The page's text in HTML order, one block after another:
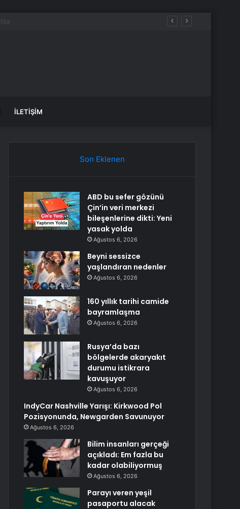
İLETIŞIM
Son Eklenen
ABD bu sefer gözünü
Çin’in veri merkezi
bileşenlerine dikti: Yeni
yasak yolda
Ağustos 6, 2026
Beyni sessizce
yaşlandıran nedenler
Ağustos 6, 2026
160 yıllık tarihi camide
bayramlaşma
Ağustos 6, 2026
Rusya’da bazı
bölgelerde akaryakıt
durumu istikrara
kavuşuyor
Ağustos 6, 2026
IndyCar Nashville Yarışı: Kirkwood Pol
Pozisyonunda, Newgarden Savunuyor
Ağustos 6, 2026
Bilim insanları gerçeği
açıkladı: Em fazla bu
kadar olabiliyormuş
Ağustos 6, 2026
Parayı veren yeşil
pasaportu alacak